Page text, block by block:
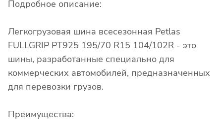
Подробное описание:
Легкогрузовая шина всесезонная Petlas
FULLGRIP PT925 195/70 R15 104/102R - это
шины, разработанные специально для
коммерческих автомобилей, предназначенных
для перевозки грузов.
Преимущества: